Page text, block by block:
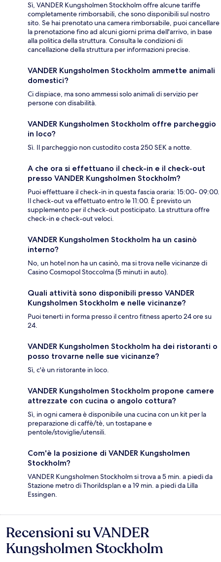
Sì, VANDER Kungsholmen Stockholm offre alcune tariffe
completamente rimborsabili, che sono disponibili sul nostro
sito. Se hai prenotato una camera rimborsabile, puoi cancellare
la prenotazione fino ad alcuni giorni prima dell'arrivo, in base
alla politica della struttura. Consulta le condizioni di
cancellazione della struttura per informazioni precise.
VANDER Kungsholmen Stockholm ammette animali
domestici?
Ci dispiace, ma sono ammessi solo animali di servizio per
persone con disabilità.
VANDER Kungsholmen Stockholm offre parcheggio
in loco?
Sì. Il parcheggio non custodito costa 250 SEK a notte.
A che ora si effettuano il check-in e il check-out
presso VANDER Kungsholmen Stockholm?
Puoi effettuare il check-in in questa fascia oraria: 15:00- 09:00.
Il check-out va effettuato entro le 11:00. È previsto un
supplemento per il check-out posticipato. La struttura offre
check-in e check-out veloci.
VANDER Kungsholmen Stockholm ha un casinò
interno?
No, un hotel non ha un casinò, ma si trova nelle vicinanze di
Casino Cosmopol Stoccolma (5 minuti in auto).
Quali attività sono disponibili presso VANDER
Kungsholmen Stockholm e nelle vicinanze?
Puoi tenerti in forma presso il centro fitness aperto 24 ore su
24.
VANDER Kungsholmen Stockholm ha dei ristoranti o
posso trovarne nelle sue vicinanze?
Sì, c'è un ristorante in loco.
VANDER Kungsholmen Stockholm propone camere
attrezzate con cucina o angolo cottura?
Sì, in ogni camera è disponibile una cucina con un kit per la
preparazione di caffè/tè, un tostapane e
pentole/stoviglie/utensili.
Com'è la posizione di VANDER Kungsholmen
Stockholm?
VANDER Kungsholmen Stockholm si trova a 5 min. a piedi da
Stazione metro di Thorildsplan e a 19 min. a piedi da Lilla
Essingen.
Recensioni
Recensioni su VANDER
Kungsholmen Stockholm